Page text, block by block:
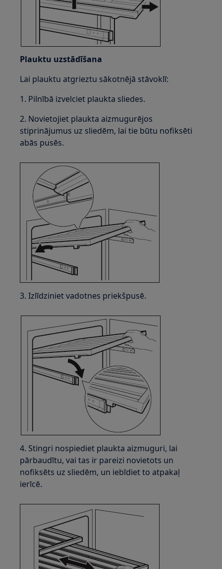
Plauktu uzstādīšana
Lai plauktu atgrieztu sākotnējā stāvoklī:
1. Pilnībā izvelciet plaukta sliedes.
2. Novietojiet plaukta aizmugurējos
stiprinājumus uz sliedēm, lai tie būtu nofiksēti
abās pusēs.
3. Izlīdziniet vadotnes priekšpusē.
4. Stingri nospiediet plaukta aizmuguri, lai
pārbaudītu, vai tas ir pareizi novietots un
nofiksēts uz sliedēm, un iebīdiet to atpakaļ
ierīcē.